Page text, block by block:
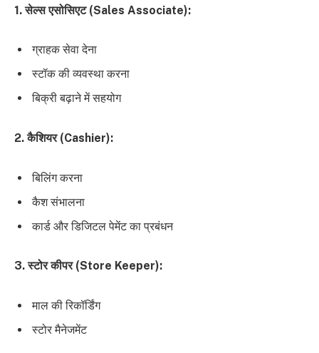
1. सेल्स एसोसिएट (Sales Associate):
ग्राहक सेवा देना
स्टॉक की व्यवस्था करना
बिक्री बढ़ाने में सहयोग
2. कैशियर (Cashier):
बिलिंग करना
कैश संभालना
कार्ड और डिजिटल पेमेंट का प्रबंधन
3. स्टोर कीपर (Store Keeper):
माल की रिकॉर्डिंग
स्टोर मैनेजमेंट